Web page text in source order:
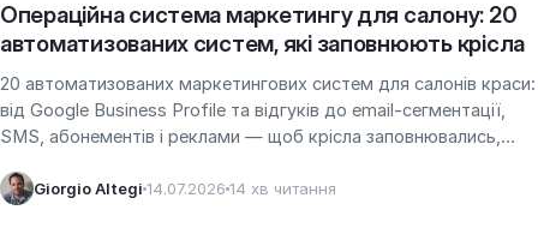
Операційна система маркетингу для салону: 20
автоматизованих систем, які заповнюють крісла
20 автоматизованих маркетингових систем для салонів краси:
від Google Business Profile та відгуків до email-сегментації,
SMS, абонементів і реклами — щоб крісла заповнювались,
Giorgio Altegi 14.07.2026 14 хв читання